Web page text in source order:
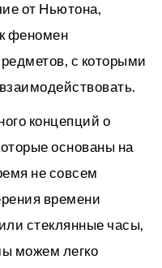
от Ньютона,
феномен
с которыми
концепций о
основаны на
не совсем
времени
стеклянные часы,
можем легко